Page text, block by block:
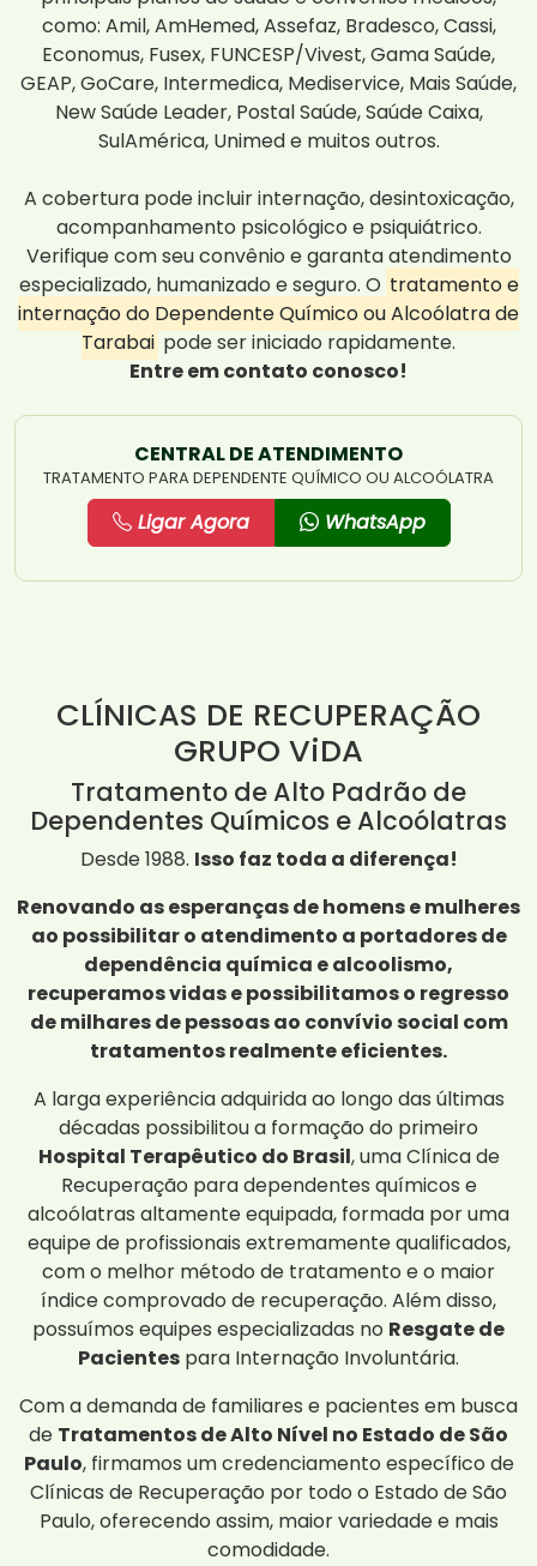
como: Amil, AmHemed, Assefaz, Bradesco, Cassi,
Economus, Fusex, FUNCESP/Vivest, Gama Saúde,
GEAP, GoCare, Intermedica, Mediservice, Mais Saúde,
New Saúde Leader, Postal Saúde, Saúde Caixa,
SulAmérica, Unimed e muitos outros.
A cobertura pode incluir internação, desintoxicação,
acompanhamento psicológico e psiquiátrico.
Verifique com seu convênio e garanta atendimento
especializado, humanizado e seguro. O tratamento e
internação do Dependente Químico ou Alcoólatra de
Tarabai pode ser iniciado rapidamente.
Entre em contato conosco!
CENTRAL DE ATENDIMENTO
TRATAMENTO PARA DEPENDENTE QUÍMICO OU ALCOÓLATRA
Ligar Agora WhatsApp
CLÍNICAS DE RECUPERAÇÃO
GRUPO ViDA
Tratamento de Alto Padrão de
Dependentes Químicos e Alcoólatras
Desde 1988. Isso faz toda a diferença!
Renovando as esperanças de homens e mulheres
ao possibilitar o atendimento a portadores de
dependência química e alcoolismo,
recuperamos vidas e possibilitamos o regresso
de milhares de pessoas ao convívio social com
tratamentos realmente eficientes.
A larga experiência adquirida ao longo das últimas
décadas possibilitou a formação do primeiro
Hospital Terapêutico do Brasil, uma Clínica de
Recuperação para dependentes químicos e
alcoólatras altamente equipada, formada por uma
equipe de profissionais extremamente qualificados,
com o melhor método de tratamento e o maior
índice comprovado de recuperação. Além disso,
possuímos equipes especializadas no Resgate de
Pacientes para Internação Involuntária.
Com a demanda de familiares e pacientes em busca
de Tratamentos de Alto Nível no Estado de São
Paulo, firmamos um credenciamento específico de
Clínicas de Recuperação por todo o Estado de São
Paulo, oferecendo assim, maior variedade e mais
comodidade.